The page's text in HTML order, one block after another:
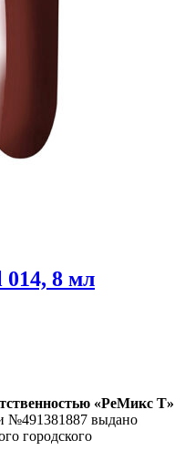
014, 8 мл
«РеМикс Т»
№491381887 выдано
городского